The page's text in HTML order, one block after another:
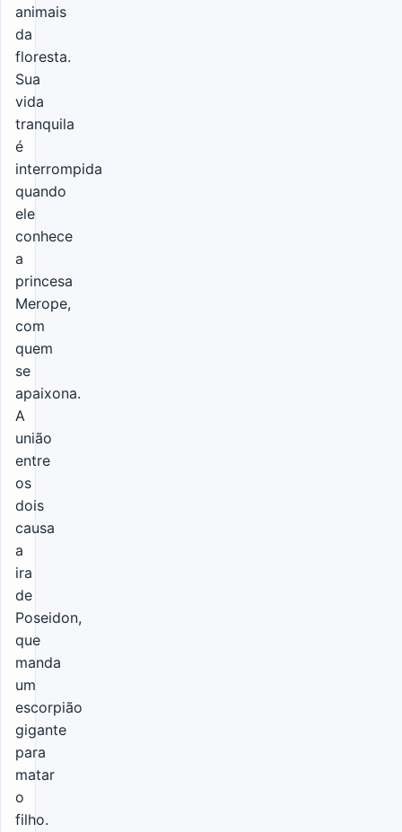
animais
da
floresta.
Sua
vida
tranquila
é
interrompida
quando
ele
conhece
a
princesa
Merope,
com
quem
se
apaixona.
A
união
entre
os
dois
causa
a
ira
de
Poseidon,
que
manda
um
escorpião
gigante
para
matar
o
filho.